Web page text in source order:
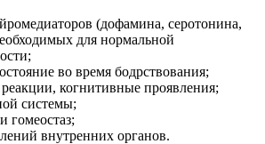
(дофамина, серотонина,
для нормальной
во время бодрствования;
реакции, когнитивные проявления;
системы;
гомеостаз;
внутренних органов.